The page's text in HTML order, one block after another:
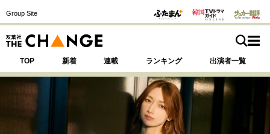
Group Site
TOP 新着 連載 ランキング 出演者一覧